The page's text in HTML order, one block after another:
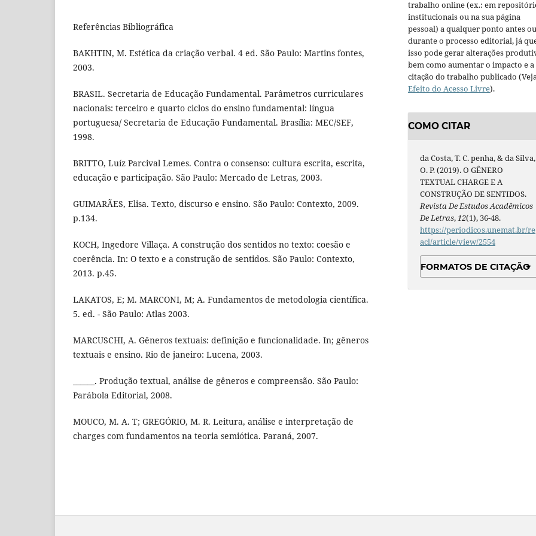
Referências Bibliográfica
BAKHTIN, M. Estética da criação verbal. 4 ed. São Paulo: Martins fontes,
2003.
BRASIL. Secretaria de Educação Fundamental. Parâmetros curriculares
nacionais: terceiro e quarto ciclos do ensino fundamental: língua
portuguesa/ Secretaria de Educação Fundamental. Brasília: MEC/SEF,
1998.
BRITTO, Luíz Parcival Lemes. Contra o consenso: cultura escrita, escrita,
educação e participação. São Paulo: Mercado de Letras, 2003.
GUIMARÃES, Elisa. Texto, discurso e ensino. São Paulo: Contexto, 2009.
p.134.
KOCH, Ingedore Villaça. A construção dos sentidos no texto: coesão e
coerência. In: O texto e a construção de sentidos. São Paulo: Contexto,
2013. p.45.
LAKATOS, E; M. MARCONI, M; A. Fundamentos de metodologia científica.
5. ed. - São Paulo: Atlas 2003.
MARCUSCHI, A. Gêneros textuais: definição e funcionalidade. In; gêneros
textuais e ensino. Rio de janeiro: Lucena, 2003.
______. Produção textual, análise de gêneros e compreensão. São Paulo:
Parábola Editorial, 2008.
MOUCO, M. A. T; GREGÓRIO, M. R. Leitura, análise e interpretação de
charges com fundamentos na teoria semiótica. Paraná, 2007.
trabalho online (ex.: em
institucionais ou na sua página
pessoal) a qualquer ponto antes ou
durante o processo editorial, já
isso pode gerar alterações
bem como aumentar o impacto e a
citação do trabalho publicado
Efeito do Acesso Livre).
COMO CITAR
da Costa, T. C. penha, & da Silva,
O. P. (2019). O GÊNERO
TEXTUAL CHARGE E A
CONSTRUÇÃO DE SENTIDOS.
Revista De Estudos Acadêmicos
De Letras,12(1), 36-48.
https://periodicos.unemat.br/re
acl/article/view/2554
FORMATOS DE CITAÇÃO